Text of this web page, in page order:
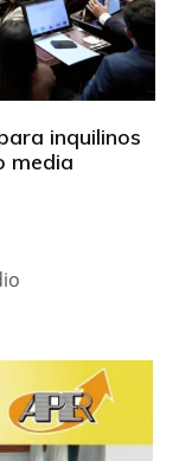
inquilinos
media